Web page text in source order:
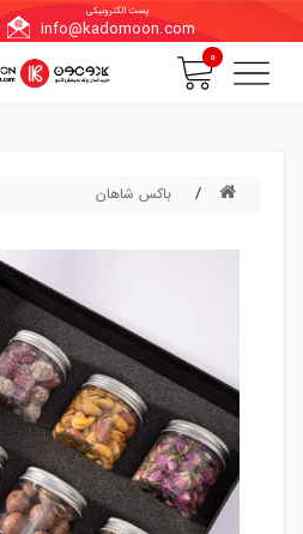
پست الکترونیکی
info@kadomoon.com
0
باکس شاهان